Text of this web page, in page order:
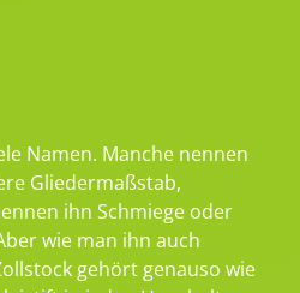
Namen. Manche nennen
Gliedermaßstab,
ihn Schmiege oder
wie man ihn auch
gehört genauso wie